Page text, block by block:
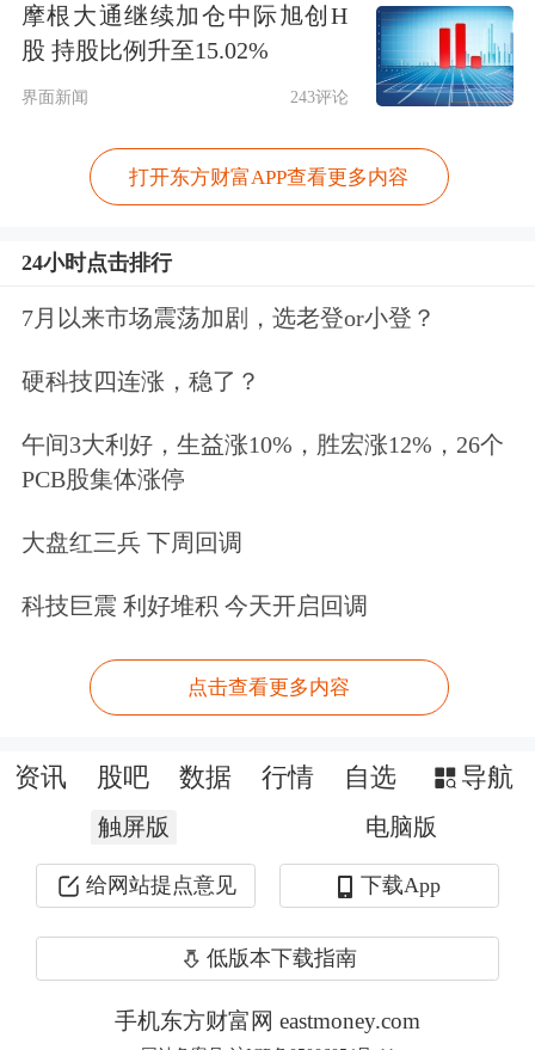
防空系统在多地上空总共击落25架乌无
人机。目前尚不清楚是否所有无人机都
报道称，下诺夫哥罗德州州长格列布·
个炼油厂因此起火。奥廖尔州州长克雷
奇科夫也表示，乌克兰对该地区的一处
燃料设施发动了无人机袭击，一个油罐
着火。
当地媒体公布的照片显示一处工业设施
燃起大火。奥廖尔州居民说，火灾发生
前曾有过爆炸。
报道还称，莫斯科、库尔斯克、图拉、
沃罗涅日和别尔哥罗德地区的官员也报
告了无人机袭击事件，但没有造成人员
伤亡。
莫斯科市长谢尔盖·索比亚宁在“电
报”社交平台上说，一架飞往莫斯科的
无人机在首都附近的拉缅斯基地区上空
摩根大通继续加仓中际旭创H
股 持股比例升至15.02%
界面新闻 243评论
打开东方财富APP查看更多内容
24小时点击排行
7月以来市场震荡加剧，选老登or小登？
硬科技四连涨，稳了？
午间3大利好，生益涨10%，胜宏涨12%，26个
PCB股集体涨停
大盘红三兵 下周回调
科技巨震 利好堆积 今天开启回调
点击查看更多内容
资讯 股吧 数据 行情 自选 导航
触屏版 电脑版
给网站提点意见 下载App
低版本下载指南
手机东方财富网 eastmoney.com